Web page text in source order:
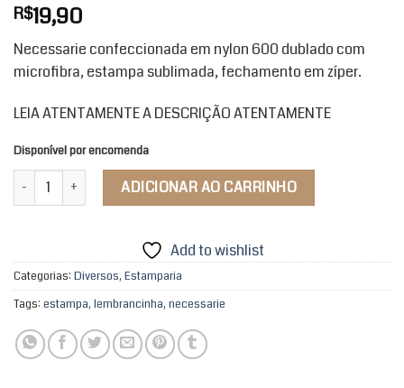
R$19,90
Necessarie confeccionada em nylon 600 dublado com
microfibra, estampa sublimada, fechamento em zíper.
LEIA ATENTAMENTE A DESCRIÇÃO ATENTAMENTE
Disponível por encomenda
Necessarie Meu Ori Aquarela quantidade
ADICIONAR AO CARRINHO
Add to wishlist
Categorias: Diversos, Estamparia
Tags: estampa, lembrancinha, necessarie